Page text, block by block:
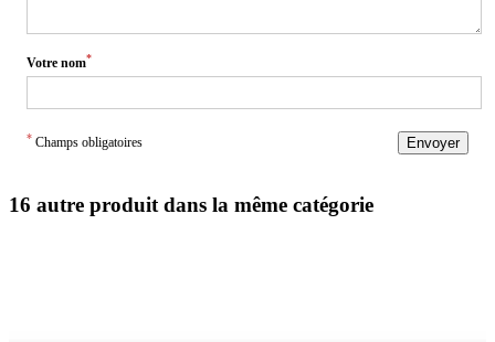
Votre nom*
* Champs obligatoires Envoyer
16 autre produit dans la même catégorie